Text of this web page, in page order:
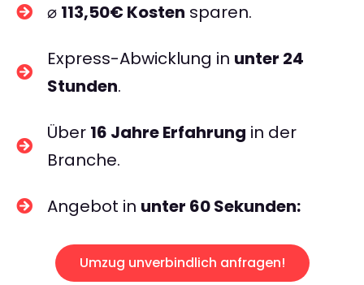
⌀ 113,50€ Kosten sparen.
Express-Abwicklung in unter 24
Stunden.
Über 16 Jahre Erfahrung in der
Branche.
Angebot in unter 60 Sekunden:
Umzug unverbindlich anfragen!